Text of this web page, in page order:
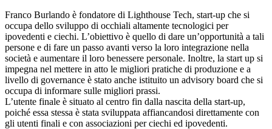
Franco Burlando è fondatore di Lighthouse Tech, start-up che si
occupa dello sviluppo di occhiali altamente tecnologici per
ipovedenti e ciechi. L’obiettivo è quello di dare un’opportunità a tali
persone e di fare un passo avanti verso la loro integrazione nella
società e aumentare il loro benessere personale. Inoltre, la start up si
impegna nel mettere in atto le migliori pratiche di produzione e a
livello di governance è stato anche istituito un advisory board che si
occupa di informare sulle migliori prassi.
L’utente finale è situato al centro fin dalla nascita della start-up,
poiché essa stessa è stata sviluppata affiancandosi direttamente con
gli utenti finali e con associazioni per ciechi ed ipovedenti.